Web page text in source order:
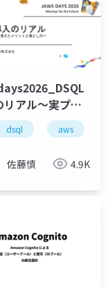
リアル～実プロ
トで見えたメリ
落とし穴～
dsql aws
佐藤慎 4.9K